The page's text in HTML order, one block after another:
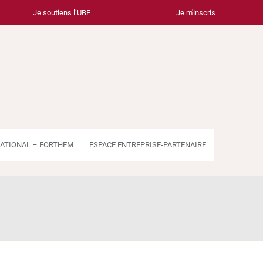
Je soutiens l’UBE Je m'inscris
– FORTHEM ESPACE ENTREPRISE-PARTENAIRE